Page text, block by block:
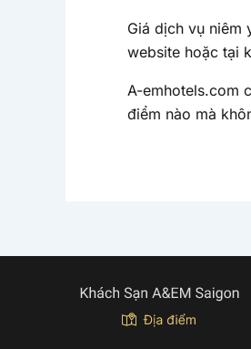
Giá dịch vụ niêm
website hoặc tại
A-emhotels.com
điểm nào mà